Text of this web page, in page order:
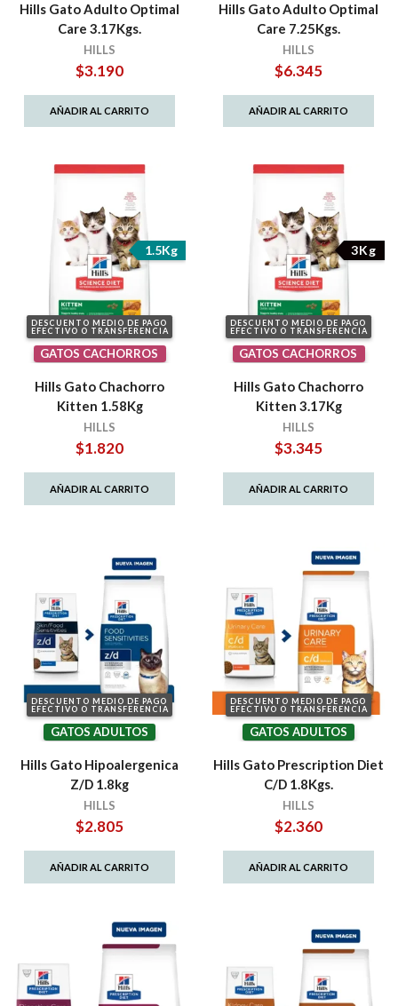
Hills Gato Adulto Optimal
Care 3.17Kgs.
HILLS
$3.190
AÑADIR AL CARRITO
Hills Gato Adulto Optimal
Care 7.25Kgs.
HILLS
$6.345
AÑADIR AL CARRITO
DESCUENTO MEDIO DE PAGO
EFECTIVO O TRANSFERENCIA
1.5Kg
GATOS CACHORROS
Hills Gato Chachorro
Kitten 1.58Kg
HILLS
$1.820
AÑADIR AL CARRITO
DESCUENTO MEDIO DE PAGO
EFECTIVO O TRANSFERENCIA
3Kg
GATOS CACHORROS
Hills Gato Chachorro
Kitten 3.17Kg
HILLS
$3.345
AÑADIR AL CARRITO
DESCUENTO MEDIO DE PAGO
EFECTIVO O TRANSFERENCIA
GATOS ADULTOS
Hills Gato Hipoalergenica
Z/D 1.8kg
HILLS
$2.805
AÑADIR AL CARRITO
DESCUENTO MEDIO DE PAGO
EFECTIVO O TRANSFERENCIA
GATOS ADULTOS
Hills Gato Prescription Diet
C/D 1.8Kgs.
HILLS
$2.360
AÑADIR AL CARRITO